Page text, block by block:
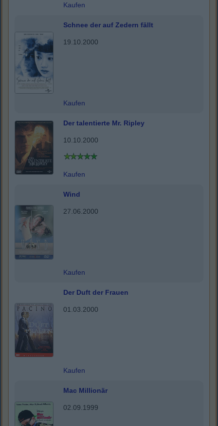
Kaufen
Schnee der auf Zedern fällt
19.10.2000
Kaufen
Der talentierte Mr. Ripley
10.10.2000
Kaufen
Wind
27.06.2000
Kaufen
Der Duft der Frauen
01.03.2000
Kaufen
Mac Millionär
02.09.1999